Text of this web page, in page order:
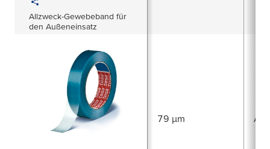
Allzweck-Gewebeband für
den Außeneinsatz
79 µm